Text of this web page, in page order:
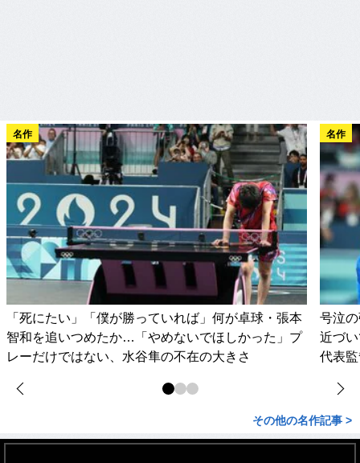
名作
「死にたい」「僕が勝っていれば」何が卓球・張本
智和を追いつめたか…「やめないでほしかった」プ
レーだけではない、水谷隼の不在の大きさ
名作
号泣
近づ
代表
その他の名作記事 >